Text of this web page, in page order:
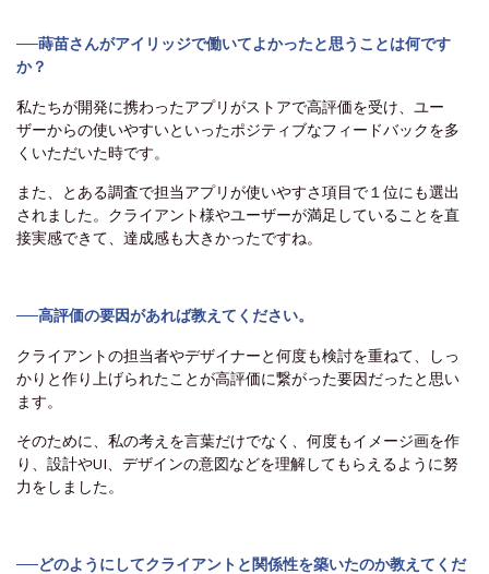
──蒔苗さんがアイリッジで働いてよかったと思うことは何です
か？
私たちが開発に携わったアプリがストアで高評価を受け、ユー
ザーからの使いやすいといったポジティブなフィードバックを多
くいただいた時です。
また、とある調査で担当アプリが使いやすさ項目で１位にも選出
されました。クライアント様やユーザーが満足していることを直
接実感できて、達成感も大きかったですね。
──高評価の要因があれば教えてください。
クライアントの担当者やデザイナーと何度も検討を重ねて、しっ
かりと作り上げられたことが高評価に繋がった要因だったと思い
ます。
そのために、私の考えを言葉だけでなく、何度もイメージ画を作
り、設計やUI、デザインの意図などを理解してもらえるように努
力をしました。
──どのようにしてクライアントと関係性を築いたのか教えてくだ